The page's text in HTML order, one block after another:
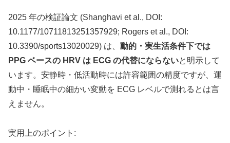
2025 年の検証論文 (Shanghavi et al., DOI:
10.1177/10711813251357929; Rogers et al., DOI:
10.3390/sports13020029) は、 動的・実生活条件下では
PPG ベースの HRV は ECG の代替にならないと明示して
います。安静時・低活動時には許容範囲の精度ですが、運
動中・睡眠中の細かい変動を ECG レベルで測れるとは言
えません。
実用上のポイント: